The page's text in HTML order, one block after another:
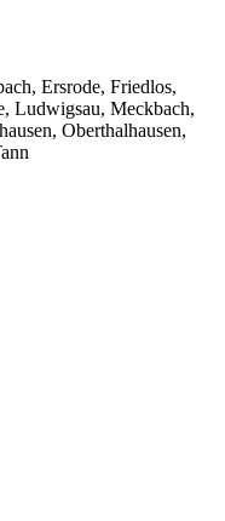
Ersrode, Friedlos,
Ludwigsau, Meckbach,
Oberthalhausen,